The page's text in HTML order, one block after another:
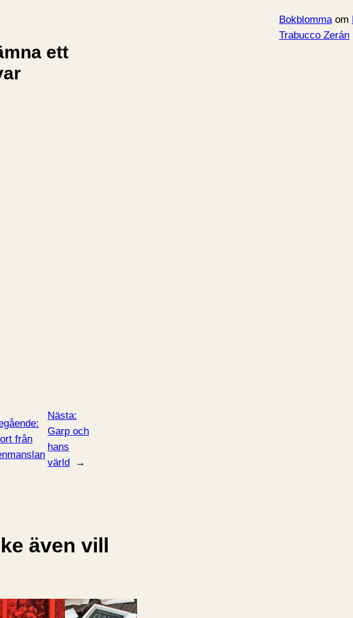
ett
från
Nästa:
Garp och
hans
värld
→
även vill
Bokblommaom
Trabucco Zerán